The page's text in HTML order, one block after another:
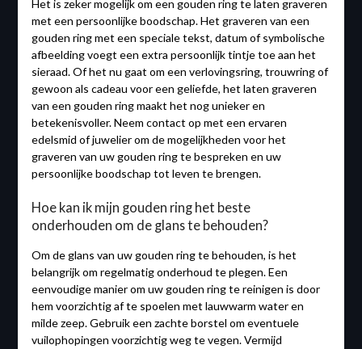
Het is zeker mogelijk om een gouden ring te laten graveren
met een persoonlijke boodschap. Het graveren van een
gouden ring met een speciale tekst, datum of symbolische
afbeelding voegt een extra persoonlijk tintje toe aan het
sieraad. Of het nu gaat om een verlovingsring, trouwring of
gewoon als cadeau voor een geliefde, het laten graveren
van een gouden ring maakt het nog unieker en
betekenisvoller. Neem contact op met een ervaren
edelsmid of juwelier om de mogelijkheden voor het
graveren van uw gouden ring te bespreken en uw
persoonlijke boodschap tot leven te brengen.
Hoe kan ik mijn gouden ring het beste
onderhouden om de glans te behouden?
Om de glans van uw gouden ring te behouden, is het
belangrijk om regelmatig onderhoud te plegen. Een
eenvoudige manier om uw gouden ring te reinigen is door
hem voorzichtig af te spoelen met lauwwarm water en
milde zeep. Gebruik een zachte borstel om eventuele
vuilophopingen voorzichtig weg te vegen. Vermijd